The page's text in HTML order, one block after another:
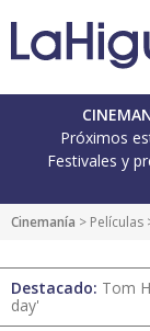
Próximos
Festivales y
Cinemanía > Películas
Destacado: Tom
day'